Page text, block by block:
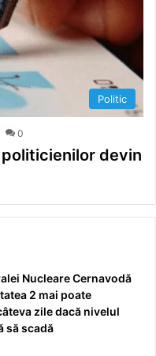
Politic
0
devin
Nucleare Cernavodă
2 mai poate
zile dacă nivelul
să scadă